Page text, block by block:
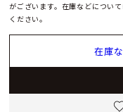
がございます。在庫などについ
ください。
在庫